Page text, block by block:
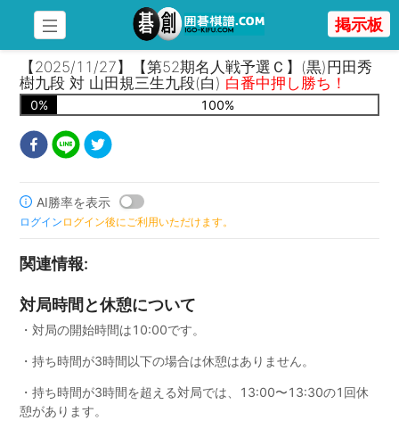
掲示板
【2025/11/27】【第52期名人戦予選Ｃ】(黒)円田秀
樹九段 対 山田規三生九段(白) 白番中押し勝ち！
0% 100%
AI勝率を表示
ログイン ログイン後にご利用いただけます。
関連情報:
対局時間と休憩について
・対局の開始時間は10:00です。
・持ち時間が3時間以下の場合は休憩はありません。
・持ち時間が3時間を超える対局では、13:00〜13:30の1回休
憩があります。